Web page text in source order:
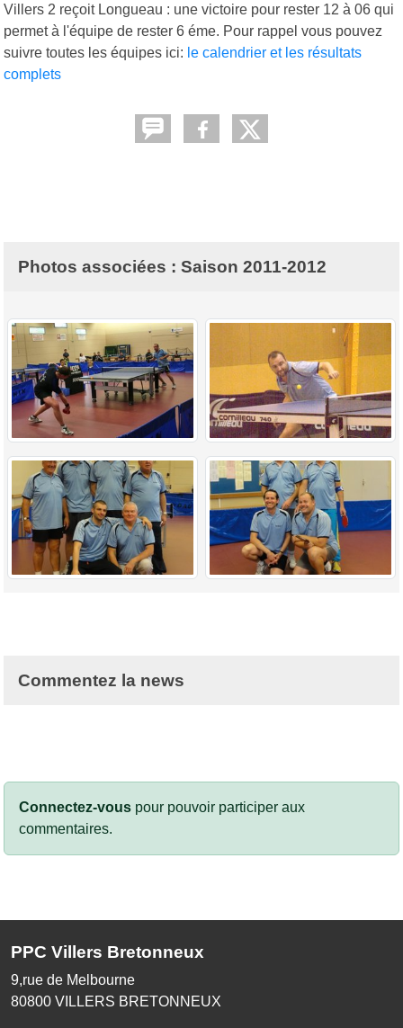
Villers 2 reçoit Longueau : une victoire pour rester 12 à 06 qui
permet à l'équipe de rester 6 éme. Pour rappel vous pouvez
suivre toutes les équipes ici: le calendrier et les résultats
complets
Photos associées : Saison 2011-2012
Commentez la news
Connectez-vous pour pouvoir participer aux
commentaires.
PPC Villers Bretonneux
9,rue de Melbourne
80800 VILLERS BRETONNEUX